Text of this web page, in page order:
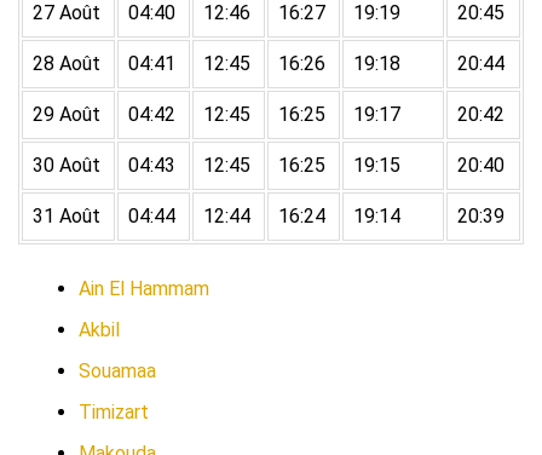
27 Août 04:40 12:46 16:27 19:19 20:45
28 Août 04:41 12:45 16:26 19:18 20:44
29 Août 04:42 12:45 16:25 19:17 20:42
30 Août 04:43 12:45 16:25 19:15 20:40
31 Août 04:44 12:44 16:24 19:14 20:39
Ain El Hammam
Akbil
Souamaa
Timizart